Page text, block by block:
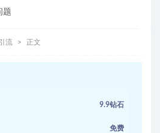
题
流 正文
9.9钻石
免费